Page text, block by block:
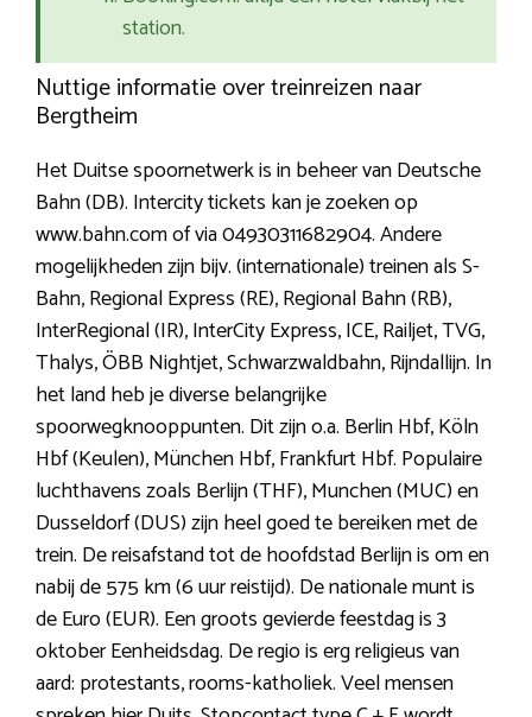
station.
Nuttige informatie over treinreizen naar
Bergtheim
Het Duitse spoornetwerk is in beheer van Deutsche
Bahn (DB). Intercity tickets kan je zoeken op
www.bahn.com of via 04930311682904. Andere
mogelijkheden zijn bijv. (internationale) treinen als S-
Bahn, Regional Express (RE), Regional Bahn (RB),
InterRegional (IR), InterCity Express, ICE, Railjet, TVG,
Thalys, ÖBB Nightjet, Schwarzwaldbahn, Rijndallijn. In
het land heb je diverse belangrijke
spoorwegknooppunten. Dit zijn o.a. Berlin Hbf, Köln
Hbf (Keulen), München Hbf, Frankfurt Hbf. Populaire
luchthavens zoals Berlijn (THF), Munchen (MUC) en
Dusseldorf (DUS) zijn heel goed te bereiken met de
trein. De reisafstand tot de hoofdstad Berlijn is om en
nabij de 575 km (6 uur reistijd). De nationale munt is
de Euro (EUR). Een groots gevierde feestdag is 3
oktober Eenheidsdag. De regio is erg religieus van
aard: protestants, rooms-katholiek. Veel mensen